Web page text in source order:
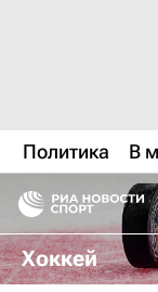
Политика В
Хоккей